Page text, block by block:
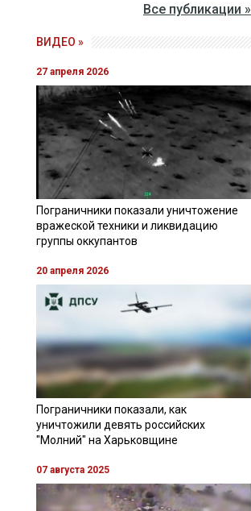
Все публикации »
ВИДЕО »
27 апреля 2026
Пограничники показали уничтожение
вражеской техники и ликвидацию
группы оккупантов
20 апреля 2026
Пограничники показали, как
уничтожили девять российских
"Молний" на Харьковщине
07 августа 2025